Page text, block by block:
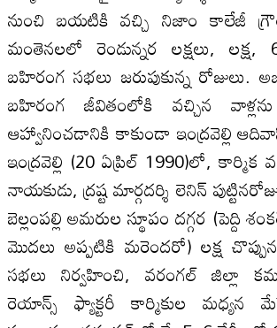
నుంచి బయటికి వచ్చి నిజాం కాలేజీ
మంతెనలలో రెండున్నర లక్షలు,
బహిరంగ సభలు జరుపుకున్న రోజులు.
బహిరంగ జీవితంలోకి వచ్చిన
ఆహ్వానించడానికి కాకుండా ఇంద్రవెల్లి
ఇంద్రవెల్లి (20 ఏప్రిల్‌ 1990)లో,
నాయకుడు, ద్రష్ట మార్గదర్శి లెనిన్‌
బెల్లంపల్లి అమరుల స్థూపం దగ్గర (పెద్ది
మొదలు అప్పటికి మరెందరో) లక్ష
సభలు నిర్వహించి, వరంగల్‌ జిల్లా
రెయాన్స్‌ ఫ్యాక్టరీ కార్మికుల మధ్యన